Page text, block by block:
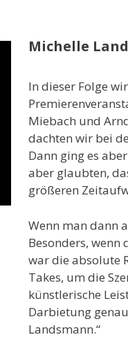
Michelle
In dieser Folge
Miebach und
dachten wir bei
Dann ging es
aber glaubten,
größeren
Wenn man dann
Besonders,
war die absolute
Takes, um die
künstlerische
Darbietung
Landsmann.“